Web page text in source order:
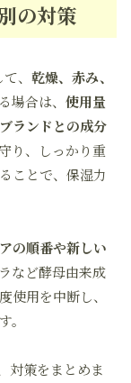
の対策
、 乾燥、赤み、
場合は、 使用量
ランドとの成分
り、しっかり重
ことで、保湿力
の順番や新しい
など酵母由来成
使用を中断し、
。
対策をまとめま